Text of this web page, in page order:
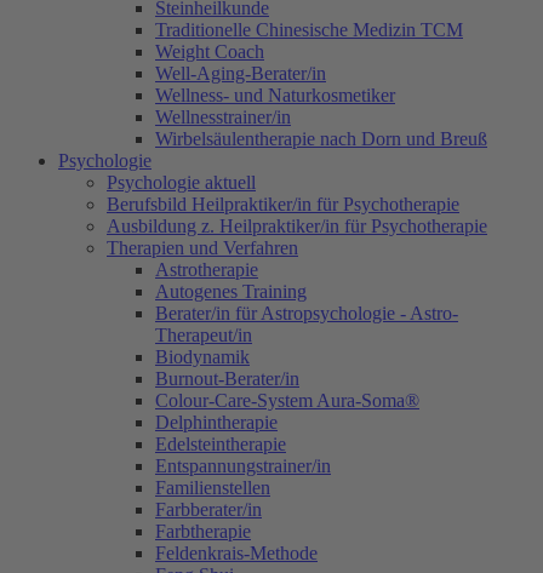
Steinheilkunde
Traditionelle Chinesische Medizin TCM
Weight Coach
Well-Aging-Berater/in
Wellness- und Naturkosmetiker
Wellnesstrainer/in
Wirbelsäulentherapie nach Dorn und Breuß
Psychologie
Psychologie aktuell
Berufsbild Heilpraktiker/in für Psychotherapie
Ausbildung z. Heilpraktiker/in für Psychotherapie
Therapien und Verfahren
Astrotherapie
Autogenes Training
Berater/in für Astropsychologie - Astro-
Therapeut/in
Biodynamik
Burnout-Berater/in
Colour-Care-System Aura-Soma®
Delphintherapie
Edelsteintherapie
Entspannungstrainer/in
Familienstellen
Farbberater/in
Farbtherapie
Feldenkrais-Methode